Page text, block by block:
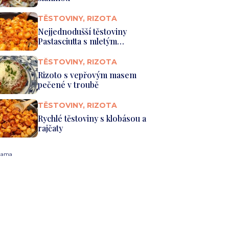
TĚSTOVINY, RIZOTA
Nejjednodušší těstoviny
Pastasciutta s mletým
hovězím v...
TĚSTOVINY, RIZOTA
Rizoto s vepřovým masem
pečené v troubě
TĚSTOVINY, RIZOTA
Rychlé těstoviny s klobásou a
rajčaty